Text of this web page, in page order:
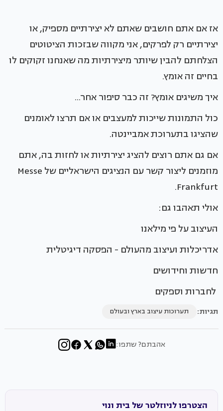
אז אם אתם חושבים שאתם לא יצירתיים מספיק, או
יצירתיים רק לפרקים, אני מקווה שבזכות הציטוטים
הצלחתם להבין שיותר מיצירתיות מה שאנחנו זקוקים לו
בחיים זה אומץ.
איך משיגים אומץ? זה כבר סיפור אחר...
כול התמונות שייכות למעצבים או אם תרצו לאומנים
שהציגו בתערוכת אמביינטה.
אם גם אתם רוצים להציג יצירתיות או לחזות בה, אתם
מוזמנים ליצור קשר עם הנציגים הישראליים של Messe
Frankfurt.
אולי תאהבו גם:
העיצוב על פי מילאנו
אדריכלות ועיצוב מהעולם - הפסקה דיגיטלית
חדשות וחידושים
לחברות וספקים
תגיות: תערוכות עיצוב בארץ ובעולם
אהבתם? שתפו:
הצטרפו לניוזלטר של בית ונוי